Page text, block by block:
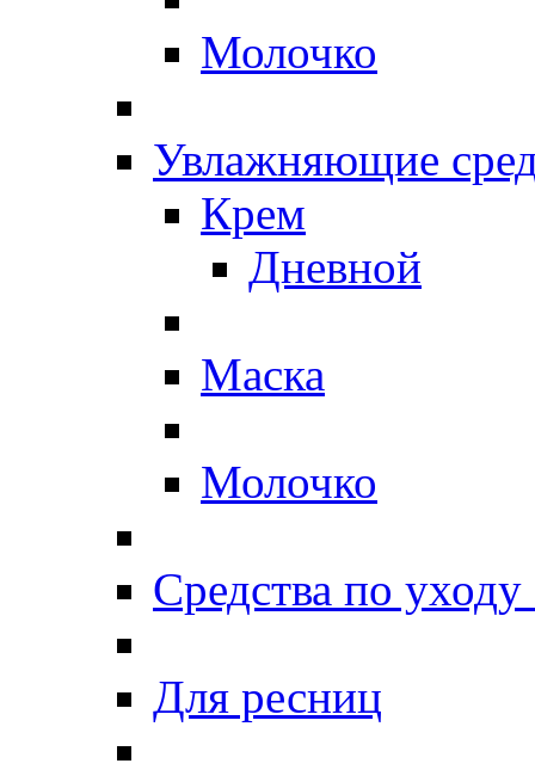
Молочко
Увлажняющие
Крем
Дневной
Маска
Молочко
Средства по уходу
Для ресниц